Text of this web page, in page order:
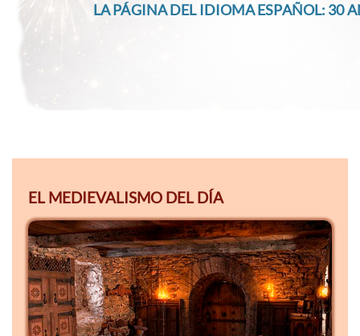
LA PÁGINA DEL IDIOMA ESPAÑOL: 30
EL MEDIEVALISMO DEL DÍA